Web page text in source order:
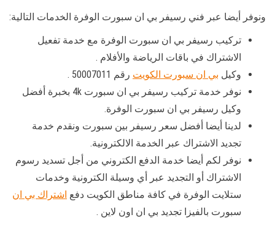
ونوفر أيضا عبر فني رسيفر بي ان سبورت الوفرة الخدمات التالية:
تركيب رسيفر بي ان سبورت الوفرة مع خدمة تفعيل
الاشتراك في باقات الرياضة والأفلام .
وكيل بي ان سبورت الكويت رقم 50007011 .
نوفر خدمة تركيب رسيفر بي ان سبورت 4k بخبرة أفضل
وكيل رسيفر بي ان سبورت الوفرة.
لدينا أيضا أفضل سعر رسيفر بين سبورت ونقدم خدمة
تجديد الاشتراك عبر الخدمة الالكترونية.
نوفر لكم أيضا خدمة الدفع الكتروني من أجل تسديد رسوم
الاشتراك أو التجديد عبر أي وسيلة الكترونية وخدمات
ستلايت الوفرة في كافة مناطق الكويت دفع اشتراك بي ان
سبورت بالفيزا تجديد بي ان اون لاين .